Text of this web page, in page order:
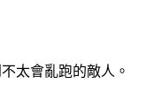
太會亂跑的敵人。